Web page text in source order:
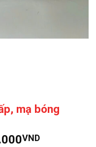
mạ bóng
VNDKhoảng